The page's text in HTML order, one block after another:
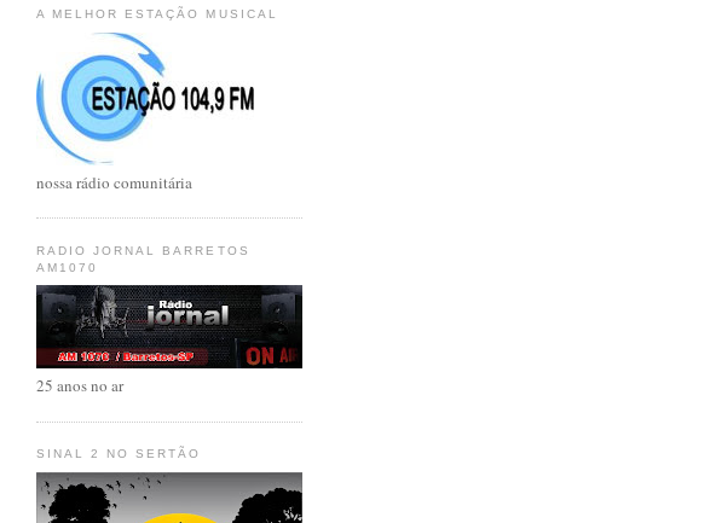
A MELHOR ESTAÇÃO MUSICAL
nossa rádio comunitária
RADIO JORNAL BARRETOS
AM1070
25 anos no ar
SINAL 2 NO SERTÃO